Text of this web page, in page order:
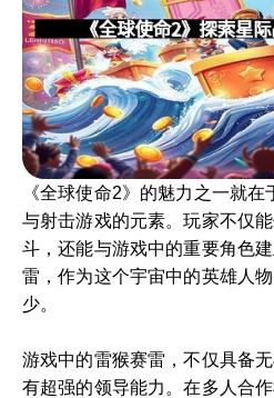
《全球使命2》的魅力之一就
与射击游戏的元素。玩家不仅
斗，还能与游戏中的重要角色
雷，作为这个宇宙中的英雄人
少。
游戏中的雷猴赛雷，不仅具备
有超强的领导能力。在多人合